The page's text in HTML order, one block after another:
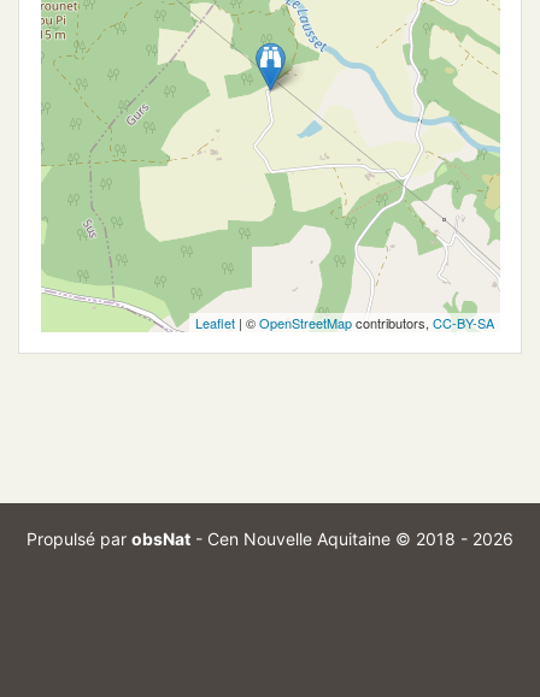
Leaflet| ©OpenStreetMapcontributors, CC-BY-SA
Propulsé par obsNat - Cen Nouvelle Aquitaine © 2018 - 2026